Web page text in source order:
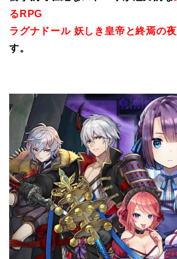
るRPG
ラグナドール 妖しき皇帝と終焉の
す。